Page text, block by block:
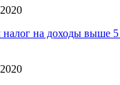
на доходы выше